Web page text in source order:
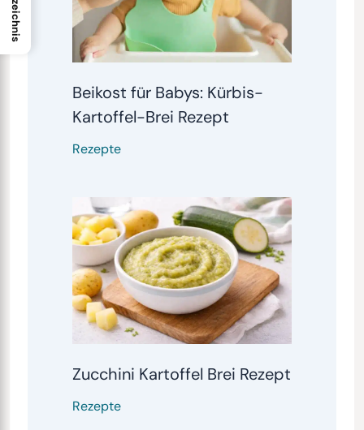
Beikost für Babys: Kürbis-
Kartoffel-Brei Rezept
Rezepte
Zucchini Kartoffel Brei Rezept
Rezepte